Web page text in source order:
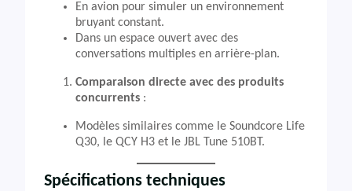
En avion pour simuler un environnement
bruyant constant.
Dans un espace ouvert avec des
conversations multiples en arrière-plan.
Comparaison directe avec des produits
concurrents :
Modèles similaires comme le Soundcore Life
Q30, le QCY H3 et le JBL Tune 510BT.
Spécifications techniques